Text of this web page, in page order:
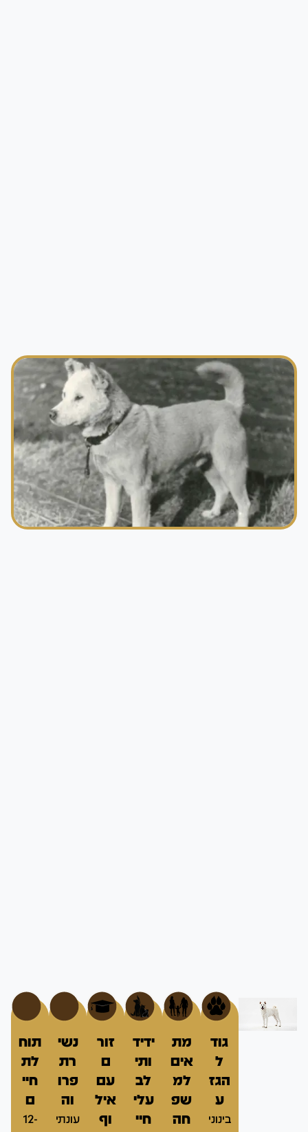
גוד
ל
הגז
ע
בינוני
מת
אים
למ
שפ
חה
ידיד
ותי
לב
עלי
חיי
זור
ם
עם
איל
וף
נשי
רת
פרו
וה
עונתי
תוח
לת
חיי
ם
12-